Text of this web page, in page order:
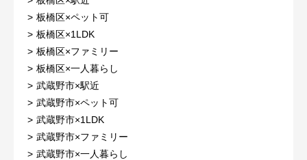
板橋区×ペット可
板橋区×1LDK
板橋区×ファミリー
板橋区×一人暮らし
武蔵野市×駅近
武蔵野市×ペット可
武蔵野市×1LDK
武蔵野市×ファミリー
武蔵野市×一人暮らし